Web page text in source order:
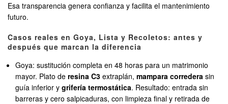
Esa transparencia genera confianza y facilita el mantenimiento
futuro.
Casos reales en Goya, Lista y Recoletos: antes y
después que marcan la diferencia
Goya: sustitución completa en 48 horas para un matrimonio
mayor. Plato deresina C3 extraplán,mampara corredera sin
guía inferior ygrifería termostática. Resultado: entrada sin
barreras y cero salpicaduras, con limpieza final y retirada de